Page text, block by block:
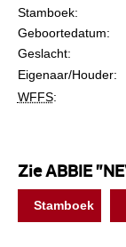
Stamboek:
Geboortedatum:
Geslacht:
Eigenaar/Houder:
WFFS:
Zie ABBIE
Stamboek